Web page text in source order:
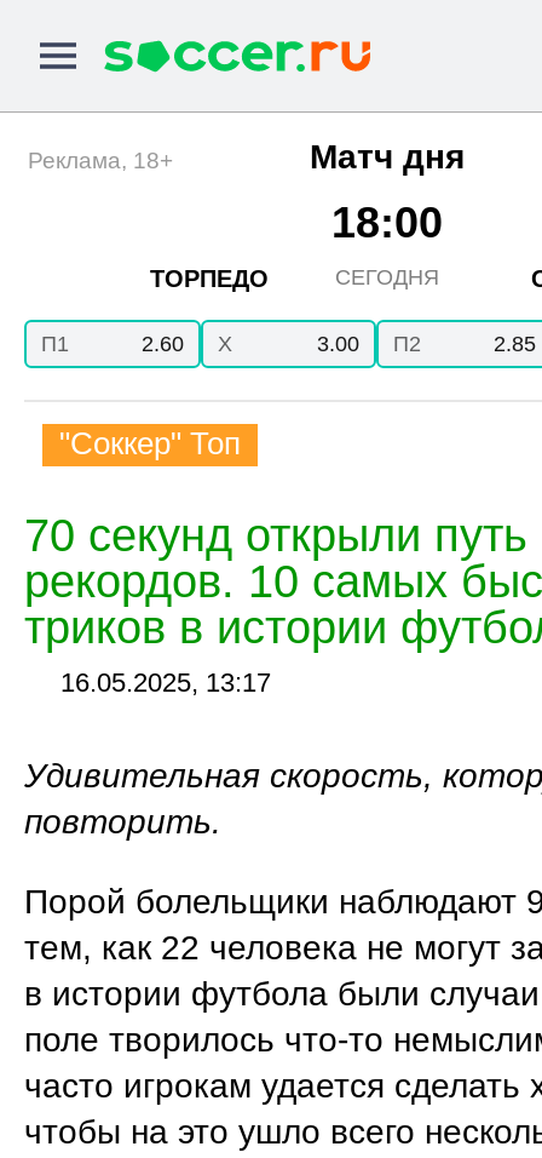
Матч дня
ТОРПЕДО
18:00
СЕГОДНЯ
Реклама, 18+
П1 2.60 X 3.00 П2 2.85
"Соккер" Топ
70 секунд открыли путь
рекордов. 10 самых
триков в истории
16.05.2025, 13:17
Удивительная скорость,
повторить.
Порой болельщики наблюдают
тем, как 22 человека не могут
в истории футбола были
поле творилось что-то
часто игрокам удается сделать
чтобы на это ушло всего